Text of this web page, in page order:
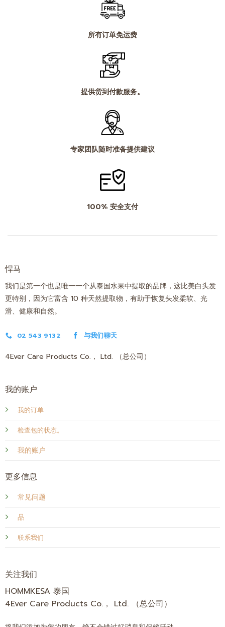
所有订单免运费
提供货到付款服务。
专家团队随时准备提供建议
100% 安全支付
悍马
我们是第一个也是唯一一个从泰国水果中提取的品牌，这比美白头发
更特别，因为它富含 10 种天然提取物，有助于恢复头发柔软、光
滑、健康和自然。
02 543 9132 与我们聊天
4Ever Care Products Co.， Ltd. （总公司）
我的账户
我的订单
检查包的状态。
我的账户
更多信息
常见问题
品
联系我们
关注我们
HOMMKESA 泰国
4Ever Care Products Co.， Ltd. （总公司）